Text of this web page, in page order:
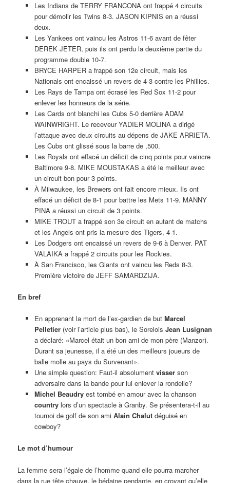
Les Indians de TERRY FRANCONA ont frappé 4 circuits
pour démolir les Twins 8-3. JASON KIPNIS en a réussi
deux.
Les Yankees ont vaincu les Astros 11-6 avant de fêter
DEREK JETER, puis ils ont perdu la deuxième partie du
programme double 10-7.
BRYCE HARPER a frappé son 12e circuit, mais les
Nationals ont encaissé un revers de 4-3 contre les Phillies.
Les Rays de Tampa ont écrasé les Red Sox 11-2 pour
enlever les honneurs de la série.
Les Cards ont blanchi les Cubs 5-0 derrière ADAM
WAINWRIGHT. Le receveur YADIER MOLINA a dirigé
l’attaque avec deux circuits au dépens de JAKE ARRIETA.
Les Cubs ont glissé sous la barre de ,500.
Les Royals ont effacé un déficit de cinq points pour vaincre
Baltimore 9-8. MIKE MOUSTAKAS a été le meilleur avec
un circuit bon pour 3 points.
À Milwaukee, les Brewers ont fait encore mieux. Ils ont
effacé un déficit de 8-1 pour battre les Mets 11-9. MANNY
PINA a réussi un circuit de 3 points.
MIKE TROUT a frappé son 3e circuit en autant de matchs
et les Angels ont pris la mesure des Tigers, 4-1.
Les Dodgers ont encaissé un revers de 9-6 à Denver. PAT
VALAIKA a frappé 2 circuits pour les Rockies.
À San Francisco, les Giants ont vaincu les Reds 8-3.
Première victoire de JEFF SAMARDZIJA.
En bref
En apprenant la mort de l’ex-gardien de but Marcel
Pelletier (voir l’article plus bas), le Sorelois Jean Lusignan
a déclaré: «Marcel était un bon ami de mon père (Manzor).
Durant sa jeunesse, il a été un des meilleurs joueurs de
balle molle au pays du Survenant».
Une simple question: Faut-il absolument visserson
adversaire dans la bande pour lui enlever la rondelle?
Michel Beaudryest tombé en amour avec la chanson
countrylors d’un spectacle à Granby. Se présentera-t-il au
tournoi de golf de son ami Alain Chalutdéguisé en
cowboy?
Le mot d’humour
La femme sera l’égale de l’homme quand elle pourra marcher
dans la rue tête chauve, le bédaine pendante, en croyant qu’elle